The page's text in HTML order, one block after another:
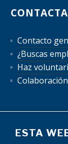
CONTACTA
Contacto
¿Buscas
Haz
ESTA